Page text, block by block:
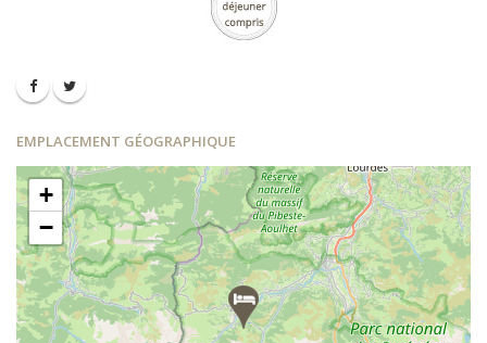
EMPLACEMENT GÉOGRAPHIQUE
+
−